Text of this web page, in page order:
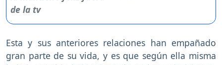
Esta y sus anteriores relaciones han empañado
gran parte de su vida, y es que según ella misma